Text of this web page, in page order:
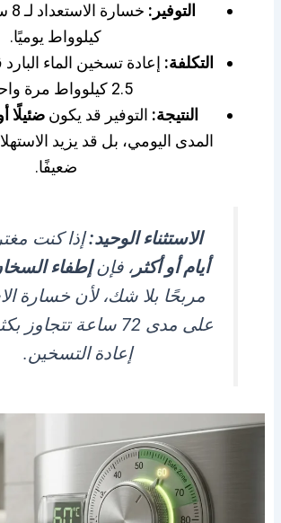
التوفير:
كيلوواط يوميًا.
التكلفة:
2.5 كيلوواط مرة واحدة.
النتيجة: التوفير قد يكون ضئيلًا
المدى اليومي، بل قد يزيد
ضعيفًا.
الاستثناء الوحيد:إذا كنت
أيام أو أكثر ، فإنإطفاء
مربحًا بلا شك، لأن خسارة
على مدى 72 ساعة
إعادة التسخين.